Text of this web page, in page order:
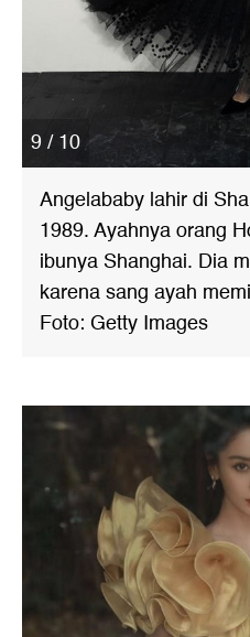
9 / 10
Angelababy lahir di
1989. Ayahnya orang
ibunya Shanghai. Dia
karena sang ayah
Foto: Getty Images